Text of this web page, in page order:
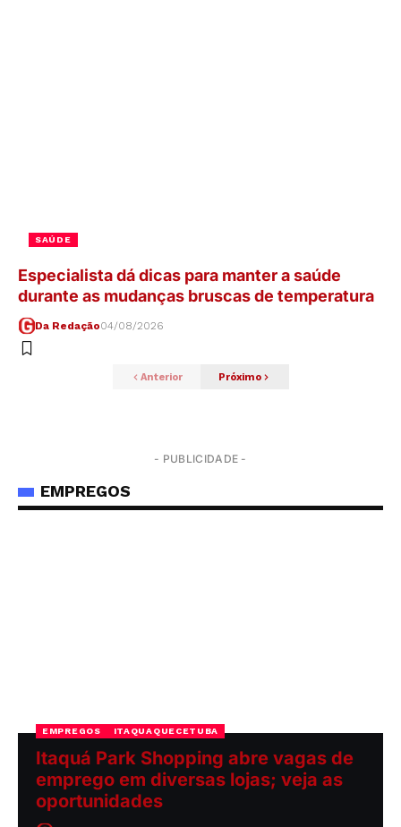
SAÚDE
Especialista dá dicas para manter a saúde
durante as mudanças bruscas de temperatura
Da Redação04/08/2026
Anterior Próximo
- PUBLICIDADE -
EMPREGOS
EMPREGOS ITAQUAQUECETUBA
Itaquá Park Shopping abre vagas de
emprego em diversas lojas; veja as
oportunidades